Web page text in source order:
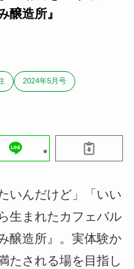
醸造所』
2024年5月号
いんだけど」「いい
生まれたカフェバル
醸造所』。実体験か
たされる場を目指し